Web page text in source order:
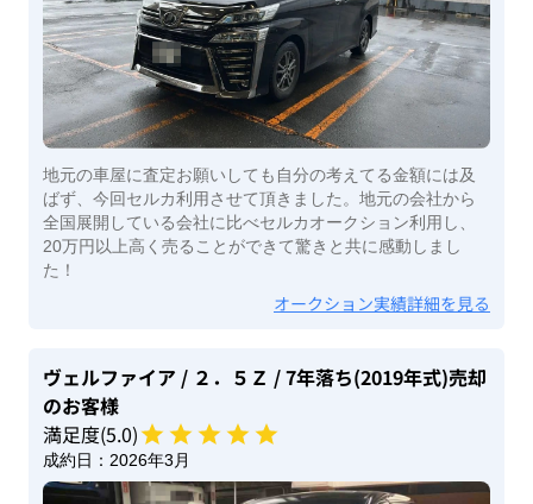
地元の車屋に査定お願いしても自分の考えてる金額には及
ばず、今回セルカ利用させて頂きました。地元の会社から
全国展開している会社に比べセルカオークション利用し、
20万円以上高く売ることができて驚きと共に感動しまし
た！
オークション実績詳細を見る
ヴェルファイア / ２．５Ｚ / 7年落ち(2019年式)売却
のお客様
満足度(5.0)
成約日： 2026年3月